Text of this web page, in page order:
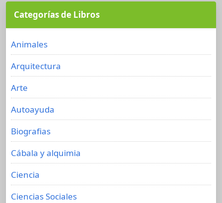
Categorías de Libros
Animales
Arquitectura
Arte
Autoayuda
Biografias
Cábala y alquimia
Ciencia
Ciencias Sociales